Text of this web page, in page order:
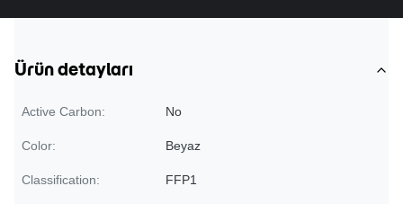
Ürün detayları
Active Carbon: No
Color: Beyaz
Classification: FFP1